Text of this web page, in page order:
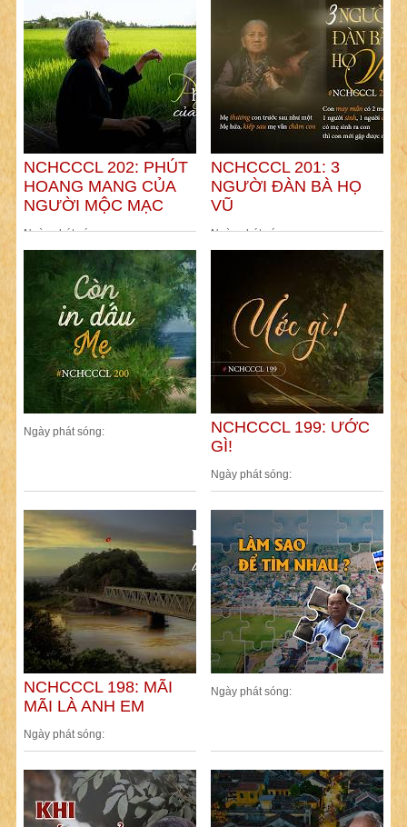
NCHCCCL 202: PHÚT
HOANG MANG CỦA
NGƯỜI MỘC MẠC
Ngày phát sóng:
NCHCCCL 201: 3
NGƯỜI ĐÀN BÀ HỌ
VŨ
Ngày phát sóng:
Ngày phát sóng:
NCHCCCL 199: ƯỚC
GÌ!
Ngày phát sóng:
NCHCCCL 198: MÃI
MÃI LÀ ANH EM
Ngày phát sóng:
Ngày phát sóng: